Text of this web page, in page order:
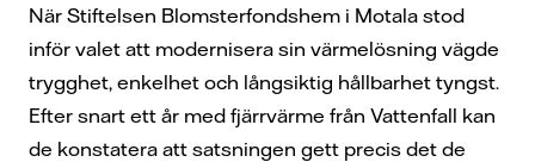
När Stiftelsen Blomsterfondshem i Motala stod
inför valet att modernisera sin värmelösning vägde
trygghet, enkelhet och långsiktig hållbarhet tyngst.
Efter snart ett år med fjärrvärme från Vattenfall kan
de konstatera att satsningen gett precis det de